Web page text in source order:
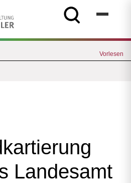
Vorlesen
Landesamt